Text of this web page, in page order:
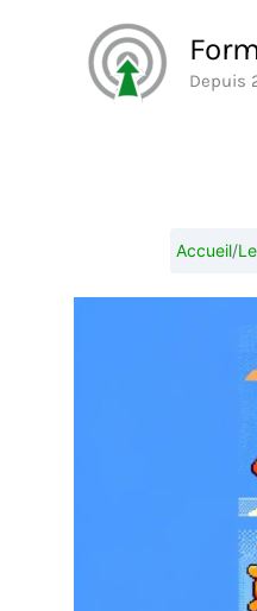
Depuis
Accueil/